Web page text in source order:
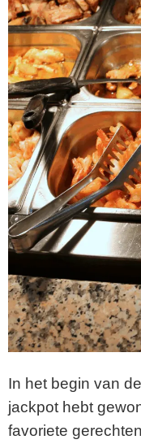
In het begin van
jackpot hebt
favoriete